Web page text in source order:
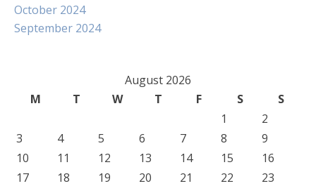
October 2024
September 2024
August 2026
M
T W T F S
S
1
2
3
4 5 6 7 8
9
10
11 12 13 14 15
16
17
18 19 20 21 22
23